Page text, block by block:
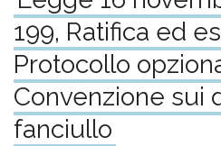
e
analisi
199, Ratifica ed
Protocollo
Convenzione sui
fanciullo